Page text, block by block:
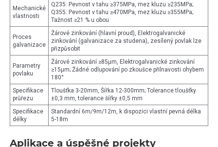
Mechanické
vlastnosti
Q235: Pevnost v tahu ≥375MPa, mez kluzu ≥235MPa;
Q355: Pevnost v tahu ≥470MPa, mez kluzu ≥355MPa;
Tažnost ≥21 % u obou
Proces
galvanizace
Žárové zinkování (hlavní proud), Elektrogalvanické
zinkování (galvanizace za studena), zesílený povlak lze
přizpůsobit
Parametry
povlaku
Žárové zinkování ≥85μm, Elektrogalvanické zinkování
≥15μm; Žádné odlupování po zkoušce přilnavosti ohybem
180°
Specifikace
průřezu
Tloušťka 3-20mm, Šířka 12-300mm; Tolerance tloušťky
±0,3 mm, tolerance šířky ±0,5 mm
Specifikace
délky
Standardní 6m/9m/12m, k dispozici vlastní pevná délka
5-18m
Aplikace a úspěšné projekty